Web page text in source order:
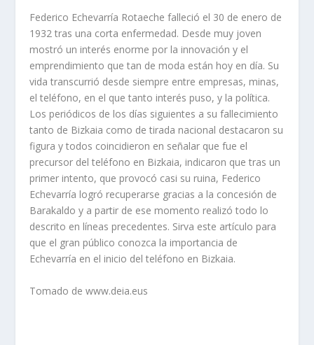
Federico Echevarría Rotaeche falleció el 30 de enero de
1932 tras una corta enfermedad. Desde muy joven
mostró un interés enorme por la innovación y el
emprendimiento que tan de moda están hoy en día. Su
vida transcurrió desde siempre entre empresas, minas,
el teléfono, en el que tanto interés puso, y la política.
Los periódicos de los días siguientes a su fallecimiento
tanto de Bizkaia como de tirada nacional destacaron su
figura y todos coincidieron en señalar que fue el
precursor del teléfono en Bizkaia, indicaron que tras un
primer intento, que provocó casi su ruina, Federico
Echevarría logró recuperarse gracias a la concesión de
Barakaldo y a partir de ese momento realizó todo lo
descrito en líneas precedentes. Sirva este artículo para
que el gran público conozca la importancia de
Echevarría en el inicio del teléfono en Bizkaia.
Tomado de www.deia.eus